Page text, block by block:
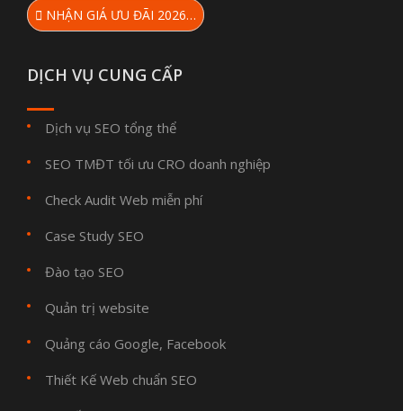
NHẬN GIÁ ƯU ĐÃI 2026…
DỊCH VỤ CUNG CẤP
Dịch vụ SEO tổng thể
SEO TMĐT tối ưu CRO doanh nghiệp
Check Audit Web miễn phí
Case Study SEO
Đào tạo SEO
Quản trị website
Quảng cáo Google, Facebook
Thiết Kế Web chuẩn SEO